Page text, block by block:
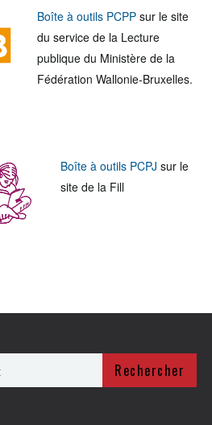
Boîte à outils PCPP sur le site
du service de la Lecture
publique du Ministère de la
Fédération Wallonie-Bruxelles.
Boîte à outils PCPJ sur le
site de la Fill
Rechercher